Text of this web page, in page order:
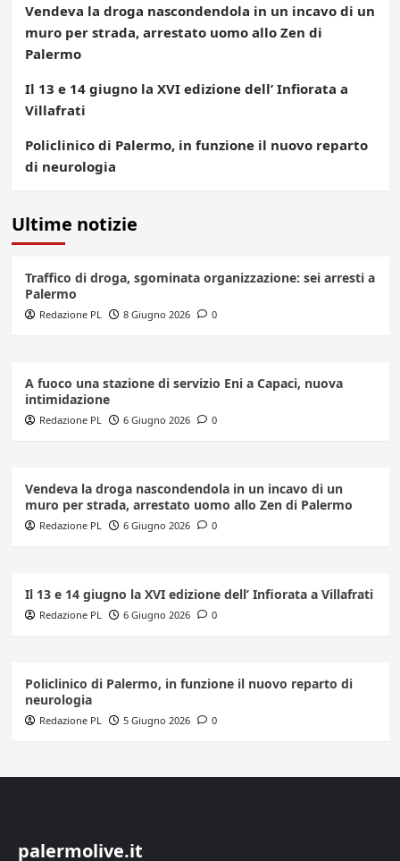
Vendeva la droga nascondendola in un incavo di un
muro per strada, arrestato uomo allo Zen di
Palermo
Il 13 e 14 giugno la XVI edizione dell’ Infiorata a
Villafrati
Policlinico di Palermo, in funzione il nuovo reparto
di neurologia
Ultime notizie
Traffico di droga, sgominata organizzazione: sei arresti a
Palermo
Redazione PL 8 Giugno 2026 0
A fuoco una stazione di servizio Eni a Capaci, nuova
intimidazione
Redazione PL 6 Giugno 2026 0
Vendeva la droga nascondendola in un incavo di un
muro per strada, arrestato uomo allo Zen di Palermo
Redazione PL 6 Giugno 2026 0
Il 13 e 14 giugno la XVI edizione dell’ Infiorata a Villafrati
Redazione PL 6 Giugno 2026 0
Policlinico di Palermo, in funzione il nuovo reparto di
neurologia
Redazione PL 5 Giugno 2026 0
palermolive.it